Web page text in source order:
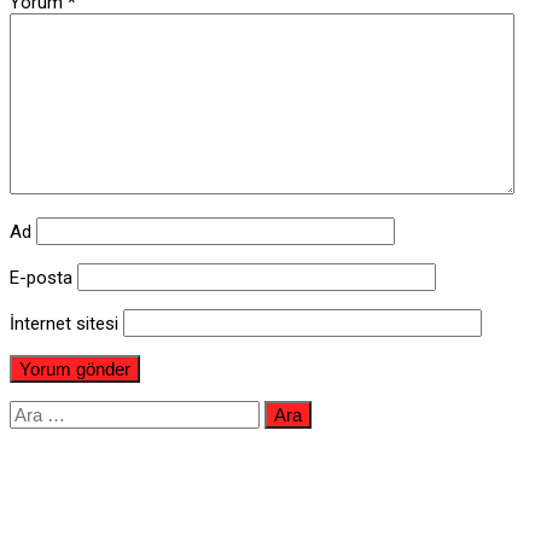
Ad
E-posta
İnternet sitesi
Arama: